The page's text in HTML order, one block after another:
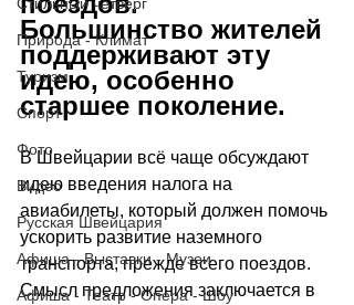
Природа - Климат
Туризм
Спорт
Фото
Видео
Русская Швейцария
Афиша - Выставки - Музеи
Афиша - Театр - Опера - Шоу
Большинство жителей
поддерживают эту
идею, особенно
старшее поколение.
В Швейцарии всё чаще обсуждают
идею введения налога на
авиабилеты, который должен помочь
ускорить развитие наземного
транспорта, прежде всего поездов.
Смысл предложения заключается в